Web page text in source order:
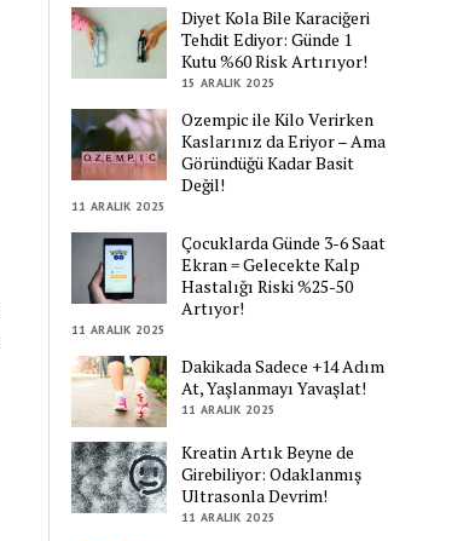
Diyet Kola Bile Karaciğeri
Tehdit Ediyor: Günde 1
Kutu %60 Risk Artırıyor!
15 ARALIK 2025
Ozempic ile Kilo Verirken
Kaslarınız da Eriyor – Ama
Göründüğü Kadar Basit
Değil!
11 ARALIK 2025
Çocuklarda Günde 3-6 Saat
Ekran = Gelecekte Kalp
Hastalığı Riski %25-50
Artıyor!
11 ARALIK 2025
Dakikada Sadece +14 Adım
At, Yaşlanmayı Yavaşlat!
11 ARALIK 2025
Kreatin Artık Beyne de
Girebiliyor: Odaklanmış
Ultrasonla Devrim!
11 ARALIK 2025